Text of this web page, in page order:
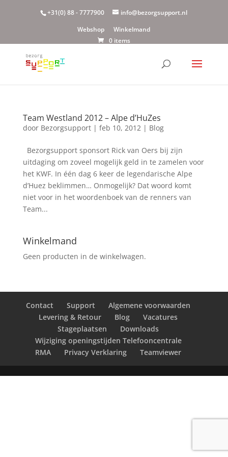
+31(0) 88 - 7777900
info@bezorgsupport.nl
Webshop
Winkelmand
0 items
Team Westland 2012 – Alpe d’HuZes
door Bezorgsupport| feb 10, 2012| Blog
Bezorgsupport sponsort Rick van Oers bij zijn
uitdaging om zoveel mogelijk geld in te zamelen voor
het KWF. In één dag 6 keer de legendarische Alpe
d’Huez beklimmen… Onmogelijk? Dat woord komt
niet voor in het woordenboek van de renners van
Team...
Winkelmand
Geen producten in de winkelwagen.
Contact Support
Algemene voorwaarden
Levering & Retour
Blog
Vacatures
Stageplaatsen
Downloads
Wijziging openingstijden Telefooncentrale
RMA
Privacy Verklaring Teamviewer